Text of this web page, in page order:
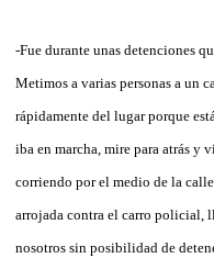
-Fue durante unas detenciones
Metimos a varias personas a un
rápidamente del lugar porque
iba en marcha, mire para atrás y
corriendo por el medio de la
arrojada contra el carro policial,
nosotros sin posibilidad de